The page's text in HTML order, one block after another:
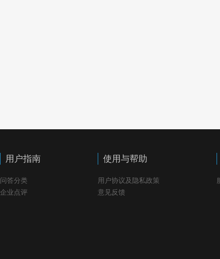
用户指南
问答分类
企业点评
使用与帮助
用户协议及隐私政策
意见反馈